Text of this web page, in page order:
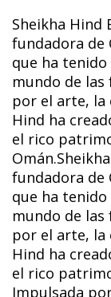
Sheikha Hind
fundadora de
que ha
mundo de las
por el arte, la
Hind ha
el rico
fundadora de
que ha
mundo de las
por el arte, la
Hind ha
el rico
Impulsada